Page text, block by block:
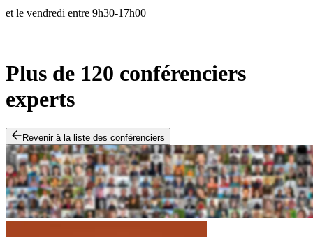
et le vendredi entre 9h30-17h00
Plus de 120 conférenciers
experts
Revenir à la liste des conférenciers